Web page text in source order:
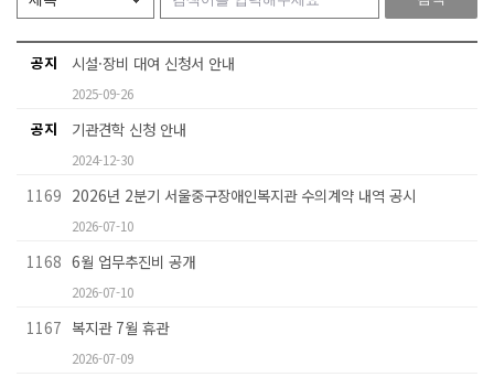
공지 시설·장비 대여 신청서 안내
2025-09-26
공지 기관견학 신청 안내
2024-12-30
1169 2026년 2분기 서울중구장애인복지관 수의계약 내역 공시
2026-07-10
1168 6월 업무추진비 공개
2026-07-10
1167 복지관 7월 휴관
2026-07-09